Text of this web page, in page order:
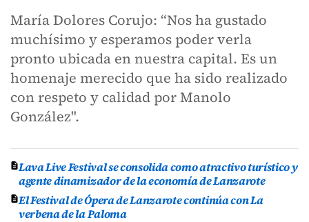
María Dolores Corujo: “Nos ha gustado
muchísimo y esperamos poder verla
pronto ubicada en nuestra capital. Es un
homenaje merecido que ha sido realizado
con respeto y calidad por Manolo
González".
Lava Live Festival se consolida como atractivo turístico y
agente dinamizador de la economía de Lanzarote
El Festival de Ópera de Lanzarote continúa con La
verbena de la Paloma